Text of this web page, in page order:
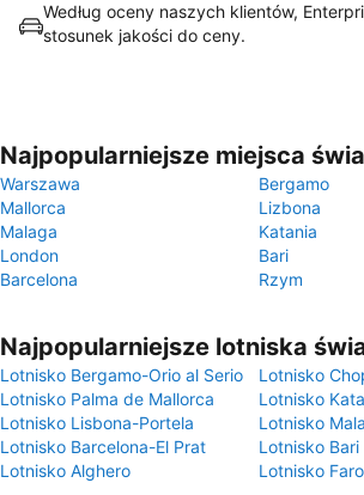
Według oceny naszych klientów,
stosunek jakości do ceny.
Najpopularniejsze miejsca
Warszawa
Bergamo
Mallorca
Lizbona
Malaga
Katania
London
Bari
Barcelona
Rzym
Najpopularniejsze lotniska
Lotnisko Bergamo-Orio al Serio
Lotnisko
Lotnisko Palma de Mallorca
Lotnisko
Lotnisko Lisbona-Portela
Lotnisko
Lotnisko Barcelona-El Prat
Lotnisko Bari
Lotnisko Alghero
Lotnisko Faro